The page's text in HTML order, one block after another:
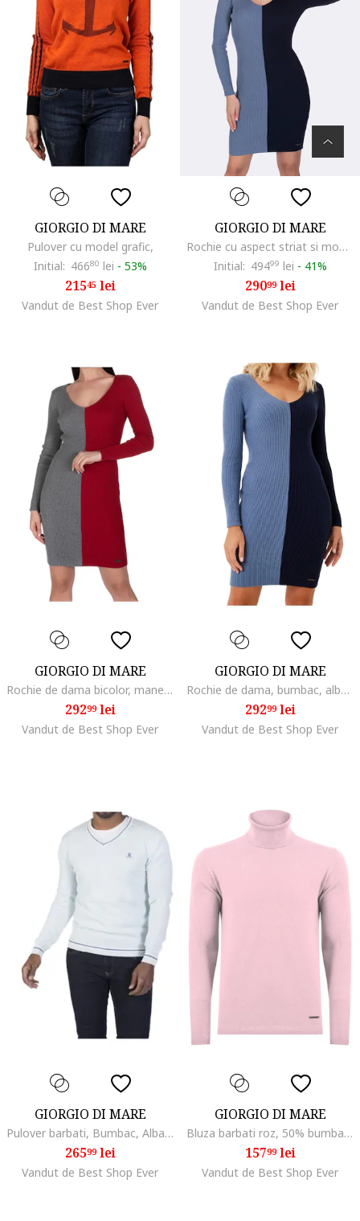
GIORGIO DI MARE
Pulover cu model grafic,
Initial: 46680 lei - 53%
21545lei
Vandut de Best Shop Ever
GIORGIO DI MARE
Rochie cu aspect striat si model in doua nuante, Albastru
Initial: 49499 lei - 41%
29099lei
Vandut de Best Shop Ever
GIORGIO DI MARE
Rochie de dama bicolor, maneca lunga, gri rosu, bumbac,
29299lei
Vandut de Best Shop Ever
GIORGIO DI MARE
Rochie de dama, bumbac, albastru,
29299lei
Vandut de Best Shop Ever
GIORGIO DI MARE
Pulover barbati, Bumbac, Albastru, Albastru
26599lei
Vandut de Best Shop Ever
GIORGIO DI MARE
Bluza barbati roz, 50% bumbac, fara model, croiala regular fit,
15799lei
Vandut de Best Shop Ever